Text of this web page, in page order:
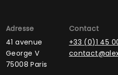
Adresse
41 avenue
George V
75008 Paris
Contact
+33 (0)1 45